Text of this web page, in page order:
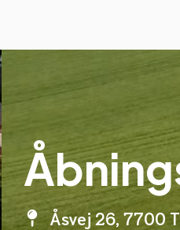
Åsvej 26, 7700